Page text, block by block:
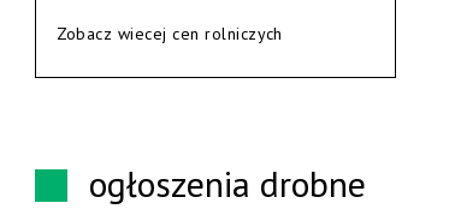
Zobacz wiecej cen rolniczych
ogłoszenia drobne